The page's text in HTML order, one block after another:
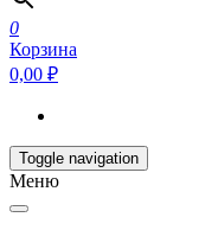
0
Корзина
0,00 ₽
Toggle navigation
Меню